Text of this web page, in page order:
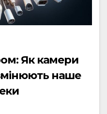
Як камери
наше